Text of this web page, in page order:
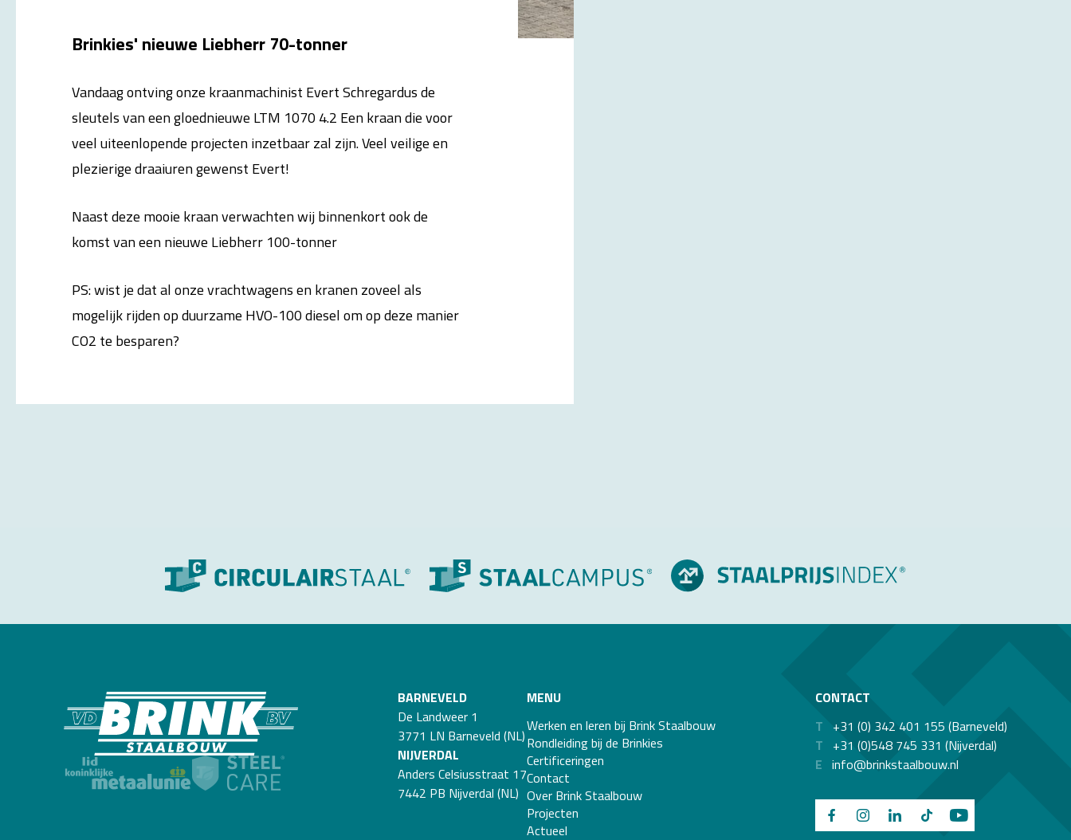
Brinkies' nieuwe Liebherr 70-tonner
Vandaag ontving onze kraanmachinist Evert Schregardus de
sleutels van een gloednieuwe LTM 1070 4.2 Een kraan die voor
veel uiteenlopende projecten inzetbaar zal zijn. Veel veilige en
plezierige draaiuren gewenst Evert!
Naast deze mooie kraan verwachten wij binnenkort ook de
komst van een nieuwe Liebherr 100-tonner
PS: wist je dat al onze vrachtwagens en kranen zoveel als
mogelijk rijden op duurzame HVO-100 diesel om op deze manier
CO2 te besparen?
BARNEVELD
De Landweer 1
3771 LN Barneveld (NL)
NIJVERDAL
Anders Celsiusstraat 17
7442 PB Nijverdal (NL)
MENU
Werken en leren bij Brink Staalbouw
Rondleiding bij de Brinkies
Certificeringen
Contact
Over Brink Staalbouw
Projecten
Actueel
CONTACT
T +31 (0) 342 401 155 (Barneveld)
T +31 (0)548 745 331 (Nijverdal)
E info@brinkstaalbouw.nl